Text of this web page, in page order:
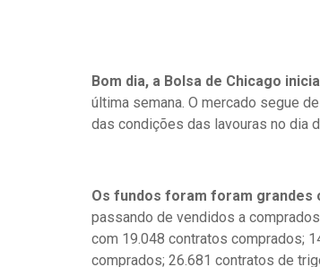
Bom dia, a Bolsa de Chicago
última semana. O mercado segue
das condições das lavouras no dia
Os fundos foram foram grandes
passando de vendidos a
com 19.048 contratos comprados;
comprados; 26.681 contratos de